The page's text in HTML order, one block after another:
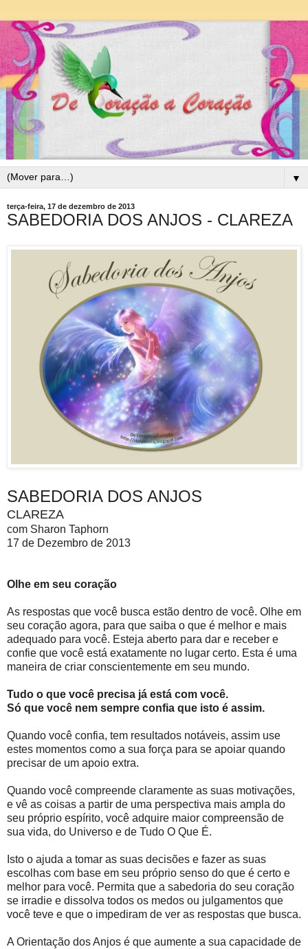
▼
terça-feira, 17 de dezembro de 2013
SABEDORIA DOS ANJOS - CLAREZA
SABEDORIA DOS ANJOS
CLAREZA
com Sharon Taphorn
17 de Dezembro de 2013
Olhe em seu coração
As respostas que você busca estão dentro de você. Olhe em
seu coração agora, para que saiba o que é melhor e mais
adequado para você. Esteja aberto para dar e receber e
confie que você está exatamente no lugar certo. Esta é uma
maneira de criar conscientemente em seu mundo.
Tudo o que você precisa já está com você.
Só que você nem sempre confia que isto é assim.
Quando você confia, tem resultados notáveis, assim use
estes momentos como a sua força para se apoiar quando
precisar de um apoio extra.
Quando você compreende claramente as suas motivações,
e vê as coisas a partir de uma perspectiva mais ampla do
seu próprio espírito, você adquire maior compreensão de
sua vida, do Universo e de Tudo O Que É.
Isto o ajuda a tomar as suas decisões e fazer as suas
escolhas com base em seu próprio senso do que é certo e
melhor para você. Permita que a sabedoria do seu coração
se irradie e dissolva todos os medos ou julgamentos que
você teve e que o impediram de ver as respostas que busca.
A Orientação dos Anjos é que aumente a sua capacidade de